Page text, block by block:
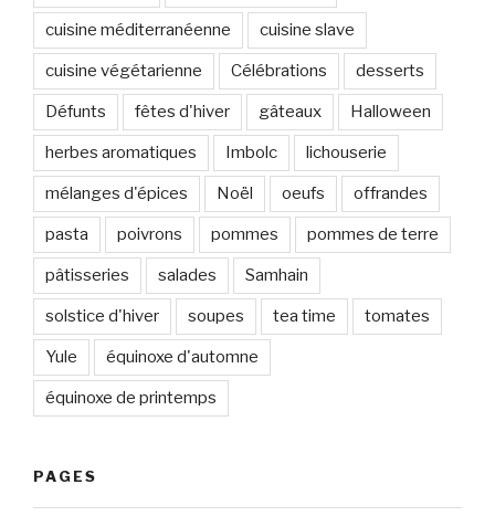
cuisine méditerranéenne cuisine slave
cuisine végétarienne Célébrations desserts
Défunts fêtes d'hiver gâteaux Halloween
herbes aromatiques Imbolc lichouserie
mélanges d'épices Noël oeufs offrandes
pasta poivrons pommes pommes de terre
pâtisseries salades Samhain
solstice d'hiver soupes tea time tomates
Yule équinoxe d'automne
équinoxe de printemps
PAGES